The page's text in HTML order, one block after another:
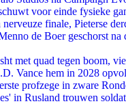
voor einde fysieke
finale, Pieterse
de Boer geschorst na
met quad tegen boom,
Vance hem in 2028
profzege in zware
in Rusland trouwen